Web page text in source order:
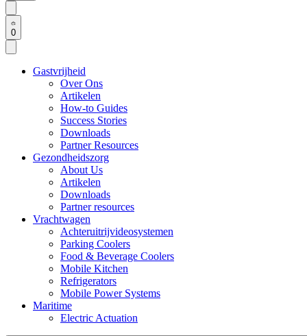
0
Gastvrijheid
Over Ons
Artikelen
How-to Guides
Success Stories
Downloads
Partner Resources
Gezondheidszorg
About Us
Artikelen
Downloads
Partner resources
Vrachtwagen
Achteruitrijvideosystemen
Parking Coolers
Food & Beverage Coolers
Mobile Kitchen
Refrigerators
Mobile Power Systems
Maritime
Electric Actuation